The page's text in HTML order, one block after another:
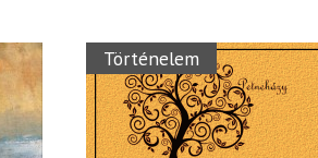
Történelem